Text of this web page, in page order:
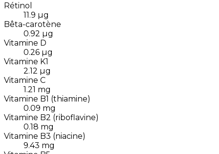
Rétinol
11.9 µg
Bêta-carotène
0.92 µg
Vitamine D
0.26 µg
Vitamine K1
2.12 µg
Vitamine C
1.21 mg
Vitamine B1 (thiamine)
0.09 mg
Vitamine B2 (riboflavine)
0.18 mg
Vitamine B3 (niacine)
9.43 mg